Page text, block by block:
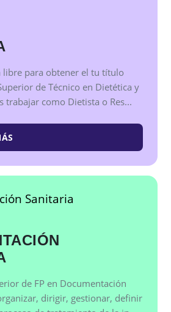
libre para obtener el tu título
de Técnico en Dietética y
trabajar como Dietista o Res...
de FP en Documentación
dirigir, gestionar, definir